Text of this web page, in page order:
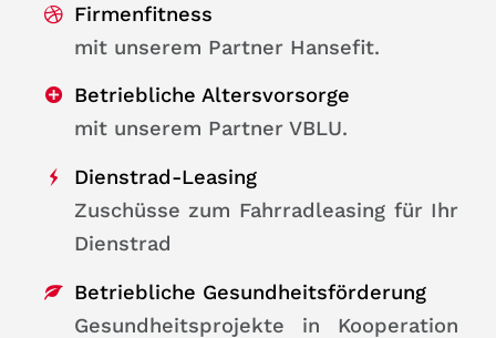
Firmenfitness
mit unserem Partner Hansefit.
Betriebliche Altersvorsorge
mit unserem Partner VBLU.
Dienstrad-Leasing
Zuschüsse zum Fahrradleasing für Ihr
Dienstrad
Betriebliche Gesundheitsförderung
Gesundheitsprojekte in Kooperation